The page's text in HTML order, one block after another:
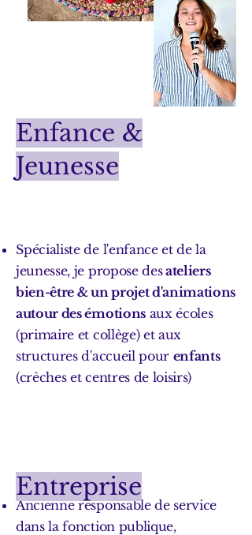
Enfance &
Jeunesse
Spécialiste de l'enfance et de la
jeunesse, je propose desateliers
bien-être & un projet d'animations
autour des émotionsaux écoles
(primaire et collège) et aux
structures d'accueil pour enfants
(crèches et centres de loisirs)
Ancienne responsable de service
dans la fonction publique,
Entreprise